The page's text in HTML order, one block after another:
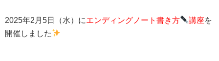
2025年2月5日（水）にエンディングノート書き方 講座を
開催しました